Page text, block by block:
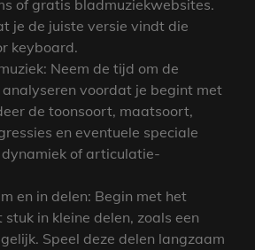
of gratis bladmuziekwebsites.
je de juiste versie vindt die
keyboard.
Neem de tijd om de
voordat je begint met
de toonsoort, maatsoort,
en eventuele speciale
of articulatie-
en in delen: Begin met het
stuk in kleine delen, zoals een
Speel deze delen langzaam